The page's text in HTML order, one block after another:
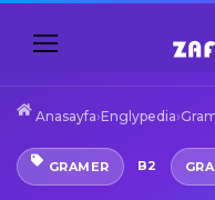
Anasayfa›Englypedia›
GRAMER B2